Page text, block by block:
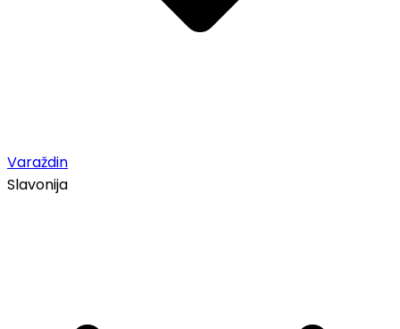
Varaždin
Slavonija